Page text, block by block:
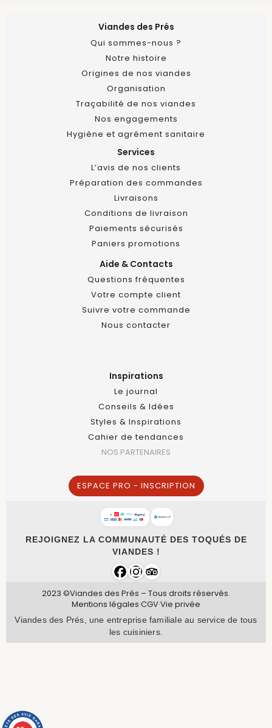
Viandes des Prés
Qui sommes-nous ?
Notre histoire
Origines de nos viandes
Organisation
Traçabilité de nos viandes
Nos engagements
Hygiène et agrément sanitaire
Services
L’avis de nos clients
Préparation des commandes
Livraisons
Conditions de livraison
Paiements sécurisés
Paniers promotions
Aide & Contacts
Questions fréquentes
Votre compte client
Suivre votre commande
Nous contacter
Inspirations
Le journal
Conseils & Idées
Styles & Inspirations
Cahier de tendances
NOS PARTENAIRES
ESPACE PRO - INSCRIPTION
REJOIGNEZ LA COMMUNAUTÉ DES TOQUÉS DE
VIANDES !
2023 ©Viandes des Prés – Tous droits réservés.
Mentions légales·CGV·Vie privée
Viandes des Prés, une entreprise familiale au service de tous
les cuisiniers.